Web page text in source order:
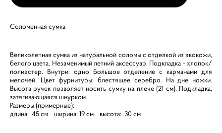
Соломенная сумка
Великолепная сумка из натуральной соломы с отделкой из экокожи,
белого цвета. Незаменимый летний аксессуар. Подкладка - хлопок/
полиэстер. Внутри: одно большое отделение с карманами для
мелочей. Цвет фурнитуры: блестящее серебро. На дне ножки.
Высота ручек позволяет носить сумку на плече (21 см). Подкладка,
затягивающаяся шнурком.
Размеры (примерные):
длина: 45 см ширина: 19 см высота: 30 см